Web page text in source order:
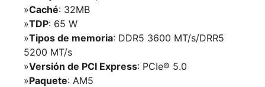
»Caché: 32MB
»TDP: 65 W
»Tipos de memoria: DDR5 3600 MT/s/DRR5
5200 MT/s
»Versión de PCI Express: PCIe® 5.0
»Paquete: AM5